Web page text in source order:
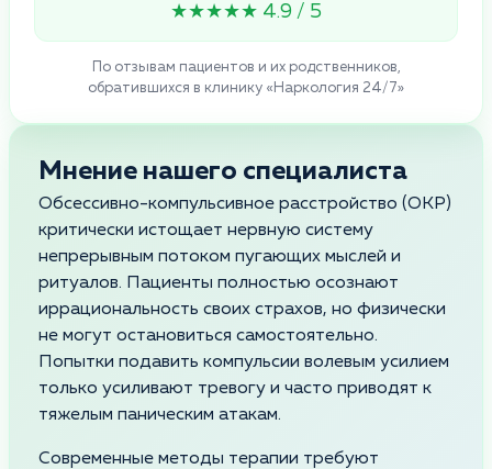
★★★★★ 4.9 / 5
По отзывам пациентов и их родственников,
обратившихся в клинику «Наркология 24/7»
Мнение нашего специалиста
Обсессивно-компульсивное расстройство (ОКР)
критически истощает нервную систему
непрерывным потоком пугающих мыслей и
ритуалов. Пациенты полностью осознают
иррациональность своих страхов, но физически
не могут остановиться самостоятельно.
Попытки подавить компульсии волевым усилием
только усиливают тревогу и часто приводят к
тяжелым паническим атакам.
Современные методы терапии требуют